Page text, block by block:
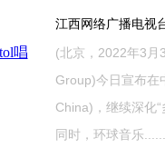
江西网络广播电视
(北京，2022年3
Group)今日宣布
China)，继续深化
同时，环球音乐......